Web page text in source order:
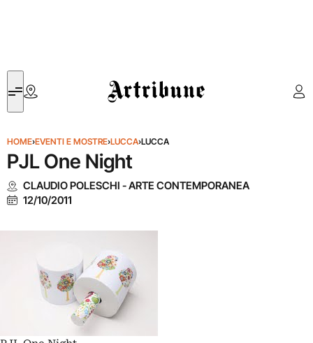
Artribune
HOME›EVENTI E MOSTRE›LUCCA›LUCCA
PJL One Night
CLAUDIO POLESCHI - ARTE CONTEMPORANEA
12/10/2011